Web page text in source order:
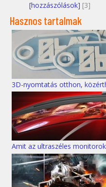
[hozzászólások] [3]
Hasznos tartalmak
3D-nyomtatás otthon,
Amit az ultraszéles